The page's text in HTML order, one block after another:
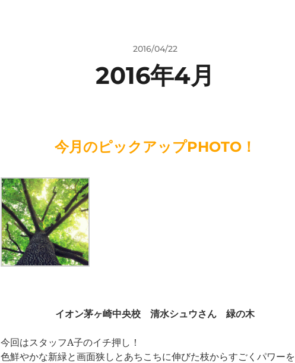
2016/04/22
2016年4月
今月のピックアップPHOTO！
イオン茅ヶ崎中央校 清水シュウさん 緑の木
今回はスタッフA子のイチ押し！
色鮮やかな新緑と画面狭しとあちこちに伸びた枝からすごくパワー